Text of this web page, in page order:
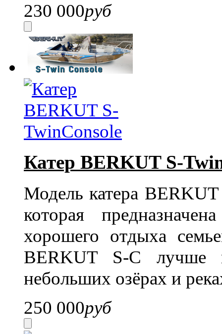
230 000руб
Катер BERKUT S-
Модель катера
которая
хорошего отдыха
BERKUT S-C лучше
небольших озёрах и
250 000руб